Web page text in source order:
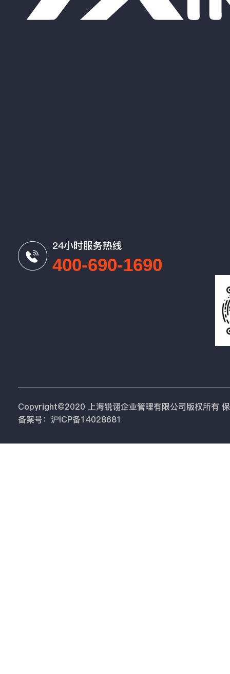
24小时服务热线
400-690-1690
Copyright©2020 上海锐诩企业管理有限公司版权所有
备案号：沪ICP备14028681